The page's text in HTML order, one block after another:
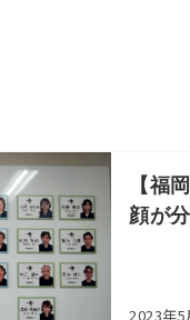
【福
顔が
2023年5